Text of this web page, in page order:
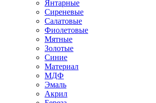
Янтарные
Сиреневые
Салатовые
Фиолетовые
Мятные
Золотые
Синие
Материал
МДФ
Эмаль
Акрил